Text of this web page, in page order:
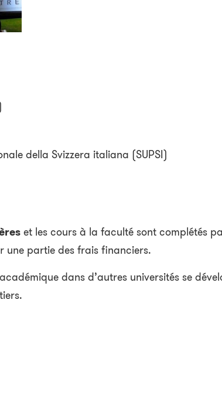
della Svizzera italiana (SUPSI)
et les cours à la faculté sont complétés
partie des frais financiers.
dans d’autres universités se